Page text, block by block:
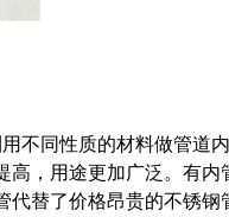
不同性质的材料做管道内
高，用途更加广泛。有内
代替了价格昂贵的不锈钢